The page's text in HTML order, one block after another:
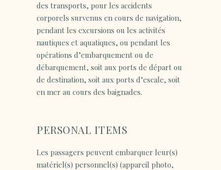
des transports, pour les accidents
corporels survenus en cours de navigation,
pendant les excursions ou les activités
nautiques et aquatiques, ou pendant les
opérations d’embarquement ou de
débarquement, soit aux ports de départ ou
de destination, soit aux ports d’escale, soit
en mer au cours des baignades.
PERSONAL ITEMS
Les passagers peuvent embarquer leur(s)
matériel(s) personnel(s) (appareil photo,